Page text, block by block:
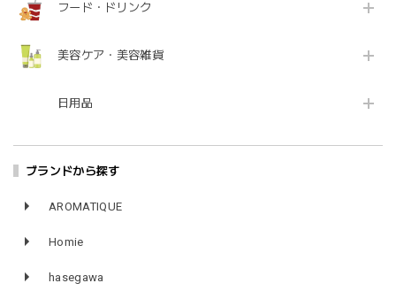
フード・ドリンク
美容ケア・美容雑貨
日用品
ブランドから探す
AROMATIQUE
Homie
hasegawa